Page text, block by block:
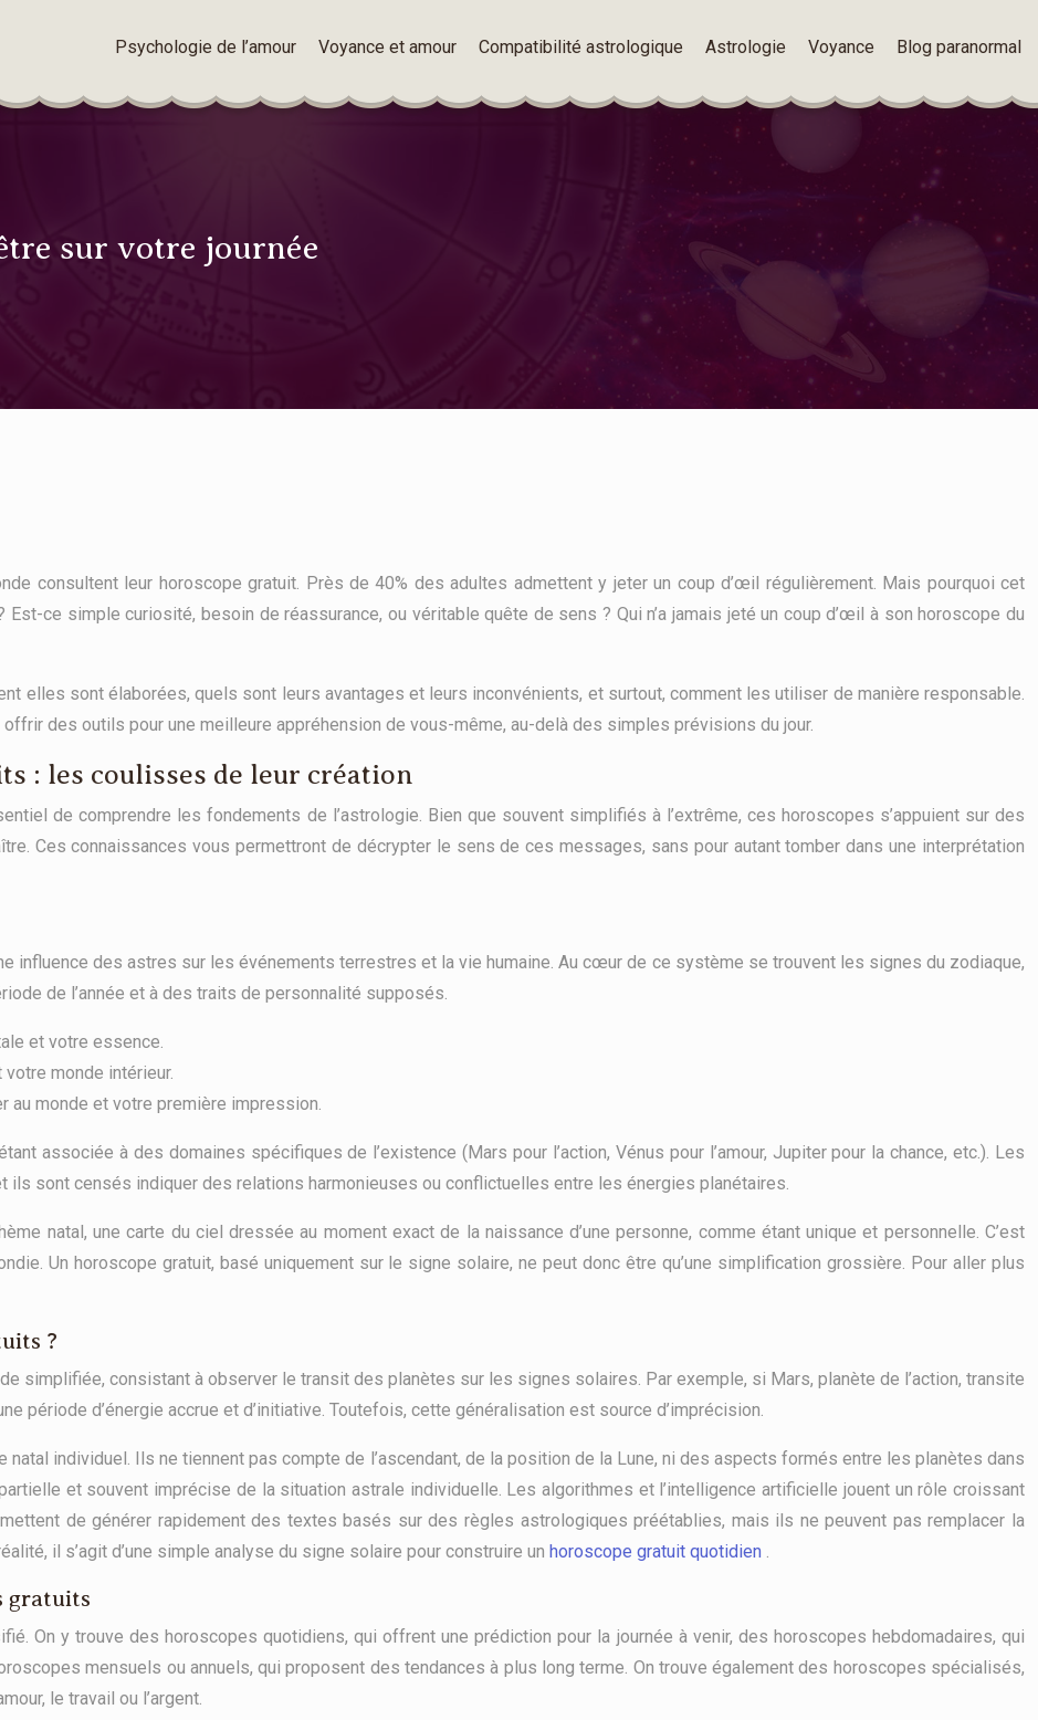
Psychologie de l’amour Voyance et amour Compatibilité astrologique Astrologie Voyance Blog paranormal
sur votre journée
consultent leur horoscope gratuit. Près de 40% des adultes admettent y jeter un coup d’œil régulièrement. Mais pourquoi cet
ce simple curiosité, besoin de réassurance, ou véritable quête de sens ? Qui n’a jamais jeté un coup d’œil à son horoscope du
elles sont élaborées, quels sont leurs avantages et leurs inconvénients, et surtout, comment les utiliser de manière responsable.
des outils pour une meilleure appréhension de vous-même, au-delà des simples prévisions du jour.
: les coulisses de leur création
de comprendre les fondements de l’astrologie. Bien que souvent simplifiés à l’extrême, ces horoscopes s’appuient sur des
Ces connaissances vous permettront de décrypter le sens de ces messages, sans pour autant tomber dans une interprétation
influence des astres sur les événements terrestres et la vie humaine. Au cœur de ce système se trouvent les signes du zodiaque,
de l’année et à des traits de personnalité supposés.
et votre essence.
monde intérieur.
au monde et votre première impression.
associée à des domaines spécifiques de l’existence (Mars pour l’action, Vénus pour l’amour, Jupiter pour la chance, etc.). Les
sont censés indiquer des relations harmonieuses ou conflictuelles entre les énergies planétaires.
natal, une carte du ciel dressée au moment exact de la naissance d’une personne, comme étant unique et personnelle. C’est
Un horoscope gratuit, basé uniquement sur le signe solaire, ne peut donc être qu’une simplification grossière. Pour aller plus
?
simplifiée, consistant à observer le transit des planètes sur les signes solaires. Par exemple, si Mars, planète de l’action, transite
période d’énergie accrue et d’initiative. Toutefois, cette généralisation est source d’imprécision.
individuel. Ils ne tiennent pas compte de l’ascendant, de la position de la Lune, ni des aspects formés entre les planètes dans
et souvent imprécise de la situation astrale individuelle. Les algorithmes et l’intelligence artificielle jouent un rôle croissant
de générer rapidement des textes basés sur des règles astrologiques préétablies, mais ils ne peuvent pas remplacer la
il s’agit d’une simple analyse du signe solaire pour construire un horoscope gratuit quotidien .
gratuits
On y trouve des horoscopes quotidiens, qui offrent une prédiction pour la journée à venir, des horoscopes hebdomadaires, qui
mensuels ou annuels, qui proposent des tendances à plus long terme. On trouve également des horoscopes spécialisés,
le travail ou l’argent.